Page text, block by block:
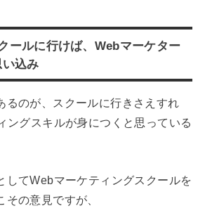
ールに行けば、Webマーケター
込み
るのが、スクールに行きさえすれ
ングスキルが身につくと思っている
してWebマーケティングスクールを
の意見ですが、